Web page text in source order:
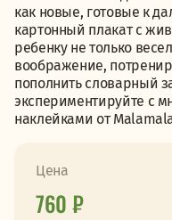
как новые, готовые к
картонный плакат с
ребенку не только
воображение,
пополнить словарный
экспериментируйте с
наклейками от
Цена
760 ₽